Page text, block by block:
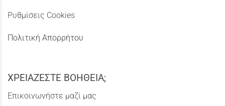
Ρυθμίσεις Cookies
Πολιτική Απορρήτου
ΧΡΕΙΑΖΕΣΤΕ ΒΟΗΘΕΙΑ;
Επικοινωνήστε μαζί μας